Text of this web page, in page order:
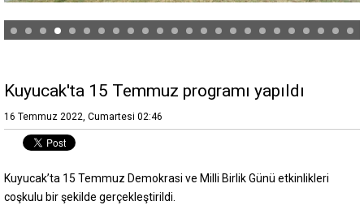
Kuyucak'ta 15 Temmuz programı yapıldı
16 Temmuz 2022, Cumartesi 02:46
Kuyucak’ta 15 Temmuz Demokrasi ve Milli Birlik Günü etkinlikleri
coşkulu bir şekilde gerçekleştirildi.